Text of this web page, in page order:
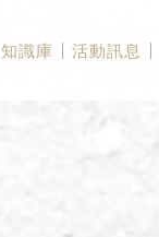
知識庫 活動訊息